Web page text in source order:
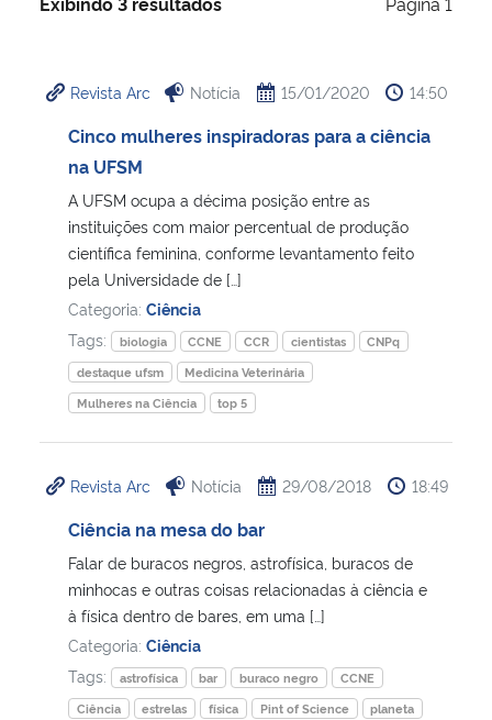
Ministério da Cidadania
Ministério de Minas e Energia
Ministério da Ciência, Tecnologia, Inovações e Comunicações
Ministério do Meio Ambiente
Ministério do Turismo
Ministério do Desenvolvimento Regional
Controladoria-Geral da União
Ministério da Mulher, da Família e dos Direitos Humanos
Secretaria-Geral
Secretaria de Governo
Revista Arc Notícia 15/01/2020 14:50
Cinco mulheres inspiradoras para a ciência
na UFSM
A UFSM ocupa a décima posição entre as
instituições com maior percentual de produção
científica feminina, conforme levantamento feito
pela Universidade de […]
Categoria: Ciência
Tags:
biologia CCNE CCR cientistas
CNPq
destaque ufsm
Medicina Veterinária
Mulheres na Ciência
top 5
Revista Arc Notícia 29/08/2018 18:49
Ciência na mesa do bar
Falar de buracos negros, astrofísica, buracos de
minhocas e outras coisas relacionadas à ciência e
à física dentro de bares, em uma […]
Categoria: Ciência
Tags:
astrofísica bar buraco negro
CCNE
Ciência
estrelas física Pint of Science
planeta